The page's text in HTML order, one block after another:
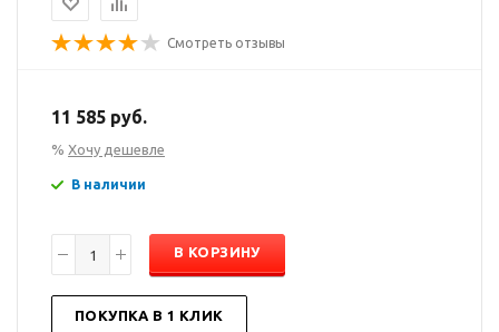
Смотреть отзывы
11 585 руб.
% Хочу дешевле
В наличии
В КОРЗИНУ
ПОКУПКА В 1 КЛИК